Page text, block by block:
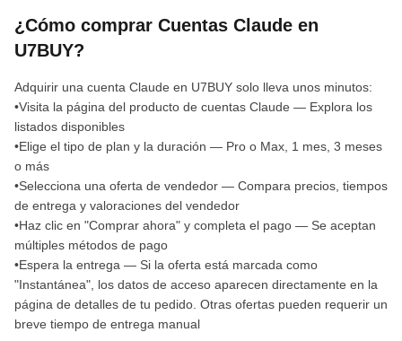
¿Cómo comprar Cuentas Claude en
U7BUY?
Adquirir una cuenta Claude en U7BUY solo lleva unos minutos:
•Visita la página del producto de cuentas Claude — Explora los
listados disponibles
•Elige el tipo de plan y la duración — Pro o Max, 1 mes, 3 meses
o más
•Selecciona una oferta de vendedor — Compara precios, tiempos
de entrega y valoraciones del vendedor
•Haz clic en "Comprar ahora" y completa el pago — Se aceptan
múltiples métodos de pago
•Espera la entrega — Si la oferta está marcada como
"Instantánea", los datos de acceso aparecen directamente en la
página de detalles de tu pedido. Otras ofertas pueden requerir un
breve tiempo de entrega manual